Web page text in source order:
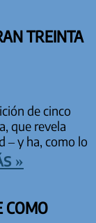
TREINTA
de cinco
que revela
– y ha, como lo
»
COMO